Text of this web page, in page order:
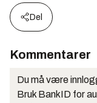
Del
Kommentarer
Du må være
Bruk BankID for